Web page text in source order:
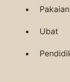
Pakaian
Ubat